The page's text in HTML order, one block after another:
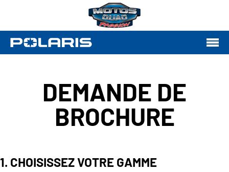
DEMANDE DE
BROCHURE
1. CHOISISSEZ VOTRE GAMME